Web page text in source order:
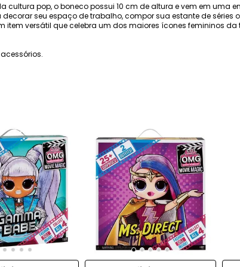
cultura pop, o boneco possui 10 cm de altura e vem em uma
seu espaço de trabalho, compor sua estante de séries
item versátil que celebra um dos maiores ícones femininos